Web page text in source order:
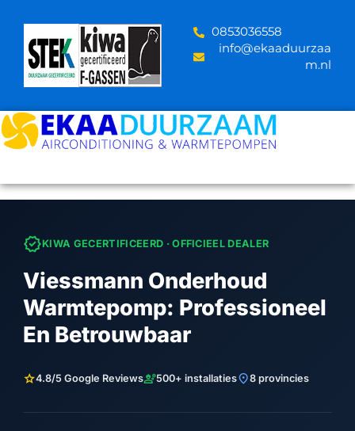
content
‪0853036558
info@ekaaduurzaa
m.nl
verifiedKIWA GECERTIFICEERD · OFFICIEEL DEALER
Viessmann Onderhoud
Warmtepomp: Professioneel
En Betrouwbaar
star4.8/5 Google Reviewsengineering500+ installatieslocation_on8 provincies